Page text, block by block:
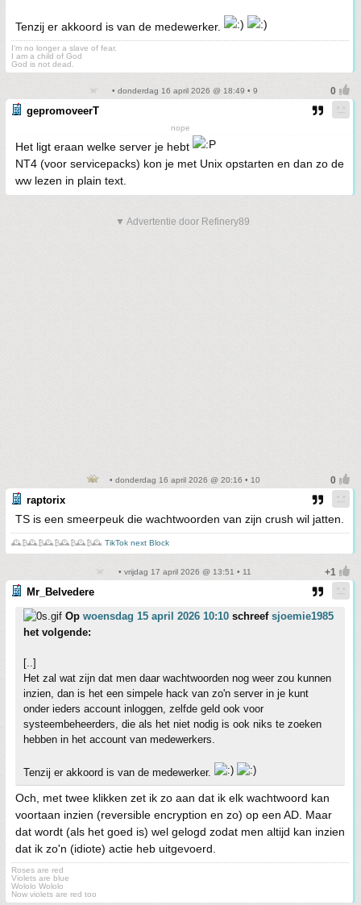
Tenzij er akkoord is van de medewerker.
I'm no longer a slave of fear.
I am a child of God
God is not dead.
• donderdag 16 april 2026 @ 18:49 • 9
gepromoveerT
nope
Het ligt eraan welke server je hebt
NT4 (voor servicepacks) kon je met Unix opstarten en dan zo de
ww lezen in plain text.
▼ Advertentie door Refinery89
• donderdag 16 april 2026 @ 20:16 • 10
raptorix
TS is een smeerpeuk die wachtwoorden van zijn crush wil jatten.
🕰️₿🕰️₿🕰️₿🕰️₿🕰️₿🕰️ TikTok next Block
• vrijdag 17 april 2026 @ 13:51 • 11
Mr_Belvedere
Op woensdag 15 april 2026 10:10 schreef sjoemie1985
het volgende:
[..]
Het zal wat zijn dat men daar wachtwoorden nog weer zou kunnen
inzien, dan is het een simpele hack van zo'n server in je kunt
onder ieders account inloggen, zelfde geld ook voor
systeembeheerders, die als het niet nodig is ook niks te zoeken
hebben in het account van medewerkers.
Tenzij er akkoord is van de medewerker.
Och, met twee klikken zet ik zo aan dat ik elk wachtwoord kan
voortaan inzien (reversible encryption en zo) op een AD. Maar
dat wordt (als het goed is) wel gelogd zodat men altijd kan inzien
dat ik zo'n (idiote) actie heb uitgevoerd.
Roses are red
Violets are blue
Wololo Wololo
Now violets are red too